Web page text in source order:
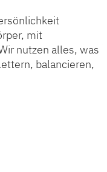
mit
nutzen alles, was
balancieren,